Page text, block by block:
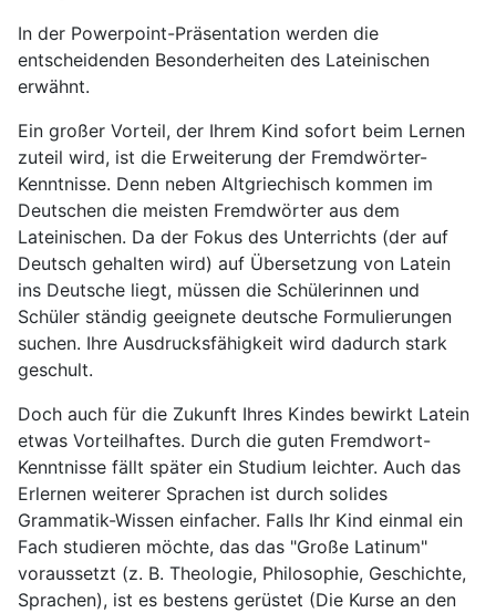
In der Powerpoint-Präsentation werden die
entscheidenden Besonderheiten des Lateinischen
erwähnt.
Ein großer Vorteil, der Ihrem Kind sofort beim Lernen
zuteil wird, ist die Erweiterung der Fremdwörter-
Kenntnisse. Denn neben Altgriechisch kommen im
Deutschen die meisten Fremdwörter aus dem
Lateinischen. Da der Fokus des Unterrichts (der auf
Deutsch gehalten wird) auf Übersetzung von Latein
ins Deutsche liegt, müssen die Schülerinnen und
Schüler ständig geeignete deutsche Formulierungen
suchen. Ihre Ausdrucksfähigkeit wird dadurch stark
geschult.
Doch auch für die Zukunft Ihres Kindes bewirkt Latein
etwas Vorteilhaftes. Durch die guten Fremdwort-
Kenntnisse fällt später ein Studium leichter. Auch das
Erlernen weiterer Sprachen ist durch solides
Grammatik-Wissen einfacher. Falls Ihr Kind einmal ein
Fach studieren möchte, das das "Große Latinum"
voraussetzt (z. B. Theologie, Philosophie, Geschichte,
Sprachen), ist es bestens gerüstet (Die Kurse an den